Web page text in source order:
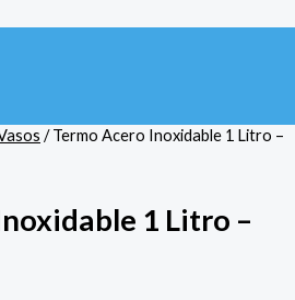
/ Termo Acero Inoxidable 1 Litro –
1 Litro –